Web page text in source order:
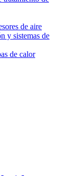
de aire
y sistemas de
de calor